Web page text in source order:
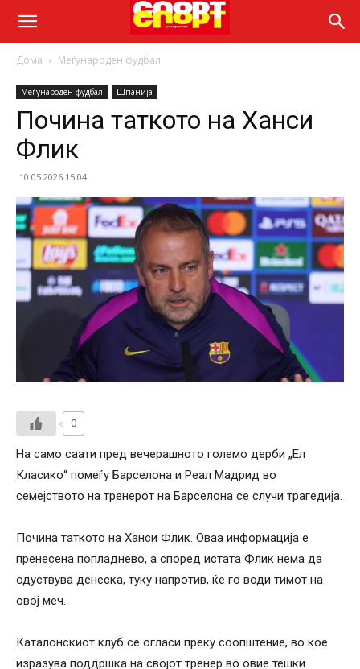
Дома Меѓународен фудбал
Меѓународен фудбал Шпанија
Почина таткото на Ханси
Флик
10.05.2026 15:04
0
На само саати пред вечерашното големо дерби „Ел
Класико“ помеѓу Барселона и Реал Мадрид во
семејството на тренерот на Барселона се случи трагедија.
Почина таткото на Ханси Флик. Оваа информација е
пренесена попладнево, а според истата Флик нема да
одуствува денеска, туку напротив, ќе го води тимот на
овој меч.
Каталонскиот клуб се огласи преку соопштение, во кое
изразува поддршка на својот тренер во овие тешки